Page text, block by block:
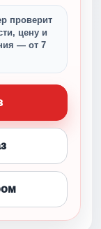
проверит
цену и
— от 7